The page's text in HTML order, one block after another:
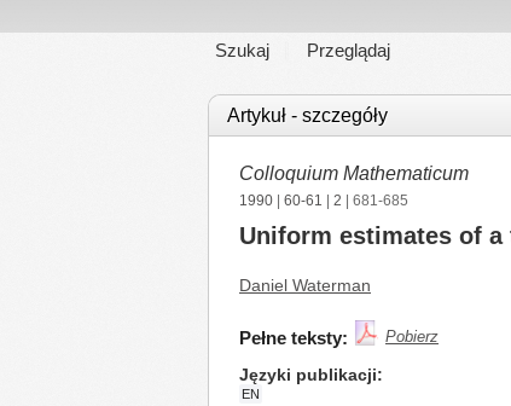
Szukaj Przeglądaj
Artykuł - szczegóły
Colloquium Mathematicum
1990 60-61 2 | 681-685
Uniform estimates of
Daniel Waterman
Pełne teksty: Pobierz
Języki publikacji
EN